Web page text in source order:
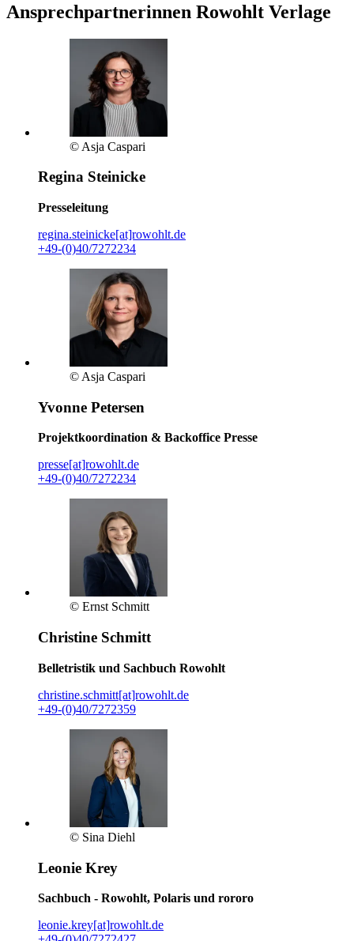
Ansprechpartnerinnen Rowohlt Verlage
© Asja Caspari
Regina Steinicke
Presseleitung
regina.steinicke[at]rowohlt.de
+49-(0)40/7272234
© Asja Caspari
Yvonne Petersen
Projektkoordination & Backoffice Presse
presse[at]rowohlt.de
+49-(0)40/7272234
© Ernst Schmitt
Christine Schmitt
Belletristik und Sachbuch Rowohlt
christine.schmitt[at]rowohlt.de
+49-(0)40/7272359
© Sina Diehl
Leonie Krey
Sachbuch - Rowohlt, Polaris und rororo
leonie.krey[at]rowohlt.de